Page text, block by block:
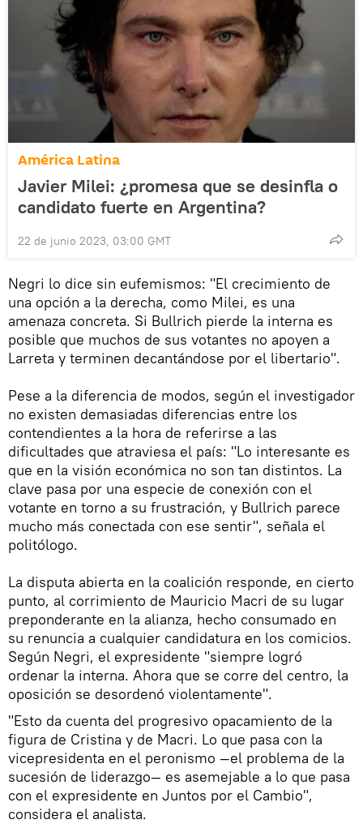
América Latina
Javier Milei: ¿promesa que se desinfla o
candidato fuerte en Argentina?
22 de junio 2023, 03:00 GMT
Negri lo dice sin eufemismos: "El crecimiento de
una opción a la derecha, como Milei, es una
amenaza concreta. Si Bullrich pierde la interna es
posible que muchos de sus votantes no apoyen a
Larreta y terminen decantándose por el libertario".
Pese a la diferencia de modos, según el investigador
no existen demasiadas diferencias entre los
contendientes a la hora de referirse a las
dificultades que atraviesa el país: "Lo interesante es
que en la visión económica no son tan distintos. La
clave pasa por una especie de conexión con el
votante en torno a su frustración, y Bullrich parece
mucho más conectada con ese sentir", señala el
politólogo.
La disputa abierta en la coalición responde, en cierto
punto, al corrimiento de Mauricio Macri de su lugar
preponderante en la alianza, hecho consumado en
su renuncia a cualquier candidatura en los comicios.
Según Negri, el expresidente "siempre logró
ordenar la interna. Ahora que se corre del centro, la
oposición se desordenó violentamente".
"Esto da cuenta del progresivo opacamiento de la
figura de Cristina y de Macri. Lo que pasa con la
vicepresidenta en el peronismo —el problema de la
sucesión de liderazgo— es asemejable a lo que pasa
con el expresidente en Juntos por el Cambio",
considera el analista.